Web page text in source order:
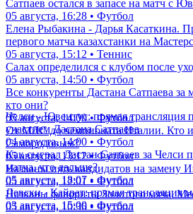
Сатпаев остался в запасе на матч с
05 августа, 16:28 • Футбол
Елена Рыбакина - Дарья Касаткина.
первого матча казахстанки на
05 августа, 15:12 • Теннис
Салах определился с клубом после
05 августа, 14:50 • Футбол
Все конкуренты Дастана Сатпаева за
кто они?
05 августа, 14:00 • Футбол
От МЛС до чемпионата Италии. Кто
Самородовым?
05 августа, 13:12 • Футбол
Названы пять кандидатов на
05 августа, 12:01 • Футбол
Названы фавориты Золотого мяча.
05 августа, 10:36 • Футбол
Челси - Ювентус: прямая трансляция
участием Дастана Сатпаева
04 августа, 14:00 • Футбол
Как сыграл Дастан Сатпаев за Челси
матча, что дальше?
05 августа, 18:07 • Футбол
Левски - Кайрат: прямая трансляция
03 августа, 15:00 • Футбол